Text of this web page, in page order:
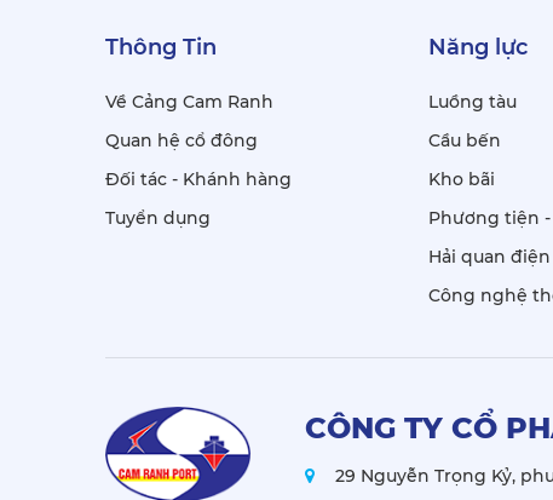
Thông Tin
Về Cảng Cam Ranh
Quan hệ cổ đông
Đối tác - Khánh hàng
Tuyển dụng
Năng lực
Luồng tàu
Cầu bến
Kho bãi
Phương tiện
Hải quan
Công nghệ
CÔNG TY CỔ
29 Nguyễn Trọng Kỷ,